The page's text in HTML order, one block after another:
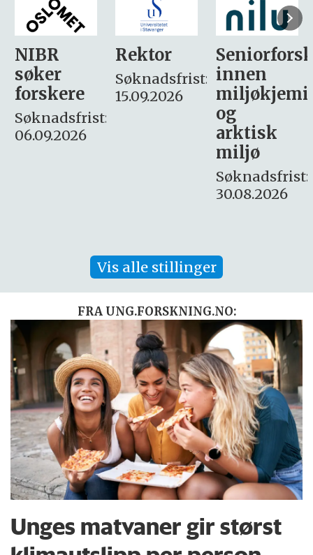
Rektor
Søknadsfrist:
15.09.2026
Seniorforsker
innen
miljøkjemi
søker
– fast
Søknadsfrist:
16. august.
Vis alle stillinger
FRA UNG.FORSKNING.NO:
Unges matvaner gir størst